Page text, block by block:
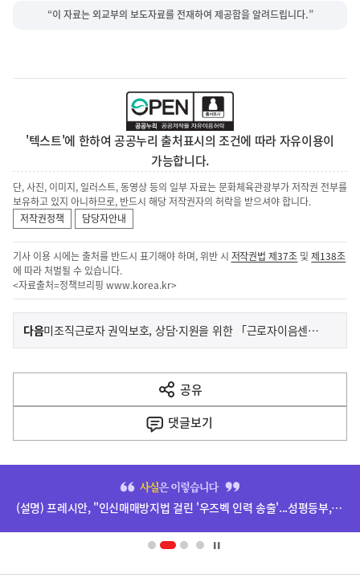
“이 자료는 외교부의 보도자료를 전재하여 제공함을 알려드립니다.”
'텍스트'에 한하여 공공누리 출처표시의 조건에 따라 자유이용이
가능합니다.
단, 사진, 이미지, 일러스트, 동영상 등의 일부 자료는 문화체육관광부가 저작권 전부를
보유하고 있지 아니하므로, 반드시 해당 저작권자의 허락을 받으셔야 합니다.
저작권정책
담당자안내
기사 이용 시에는 출처를 반드시 표기해야 하며, 위반 시 저작권법 제37조 및제138조
에 따라 처벌될 수 있습니다.
<자료출처=정책브리핑 www.korea.kr>
이
전
다
음
다음기
미조직근로자 권익보호, 상담·지원을 위한 「근로자이음센터」가 함께합니다
공유
열
기
댓글보기
영
(설명) 프레시안, "인신매매방지법 걸린 '우즈벡 인력 송출'...성평등부,노동·법무부에 개선 요청" 관련